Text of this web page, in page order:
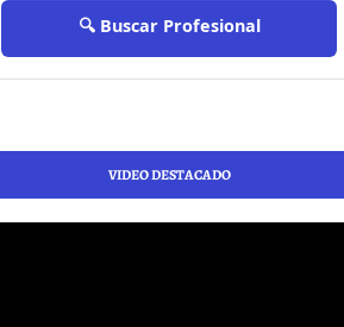
🔍 Buscar Profesional
VIDEO DESTACADO